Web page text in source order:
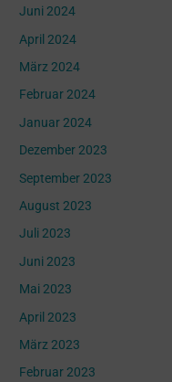
Juni 2024
April 2024
März 2024
Februar 2024
Januar 2024
Dezember 2023
September 2023
August 2023
Juli 2023
Juni 2023
Mai 2023
April 2023
März 2023
Februar 2023